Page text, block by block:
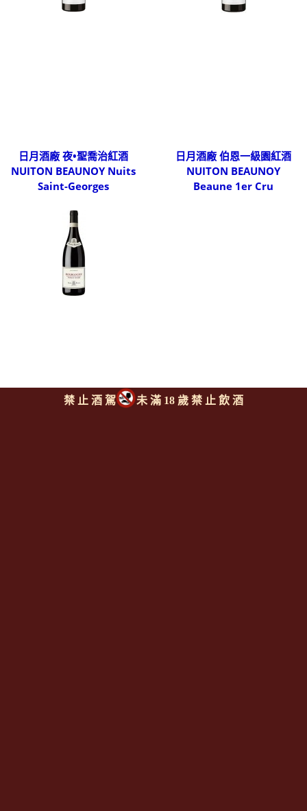
日月酒廠 夜•聖喬治紅酒
NUITON BEAUNOY Nuits
Saint-Georges
日月酒廠 伯恩一級園紅酒
NUITON BEAUNOY
Beaune 1er Cru
禁 止 酒 駕 未 滿 18 歲 禁 止 飲 酒